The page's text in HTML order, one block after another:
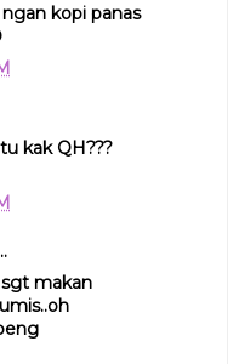
kopi panas
kak QH???
sgt makan